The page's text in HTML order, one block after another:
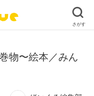
物〜絵本／みん